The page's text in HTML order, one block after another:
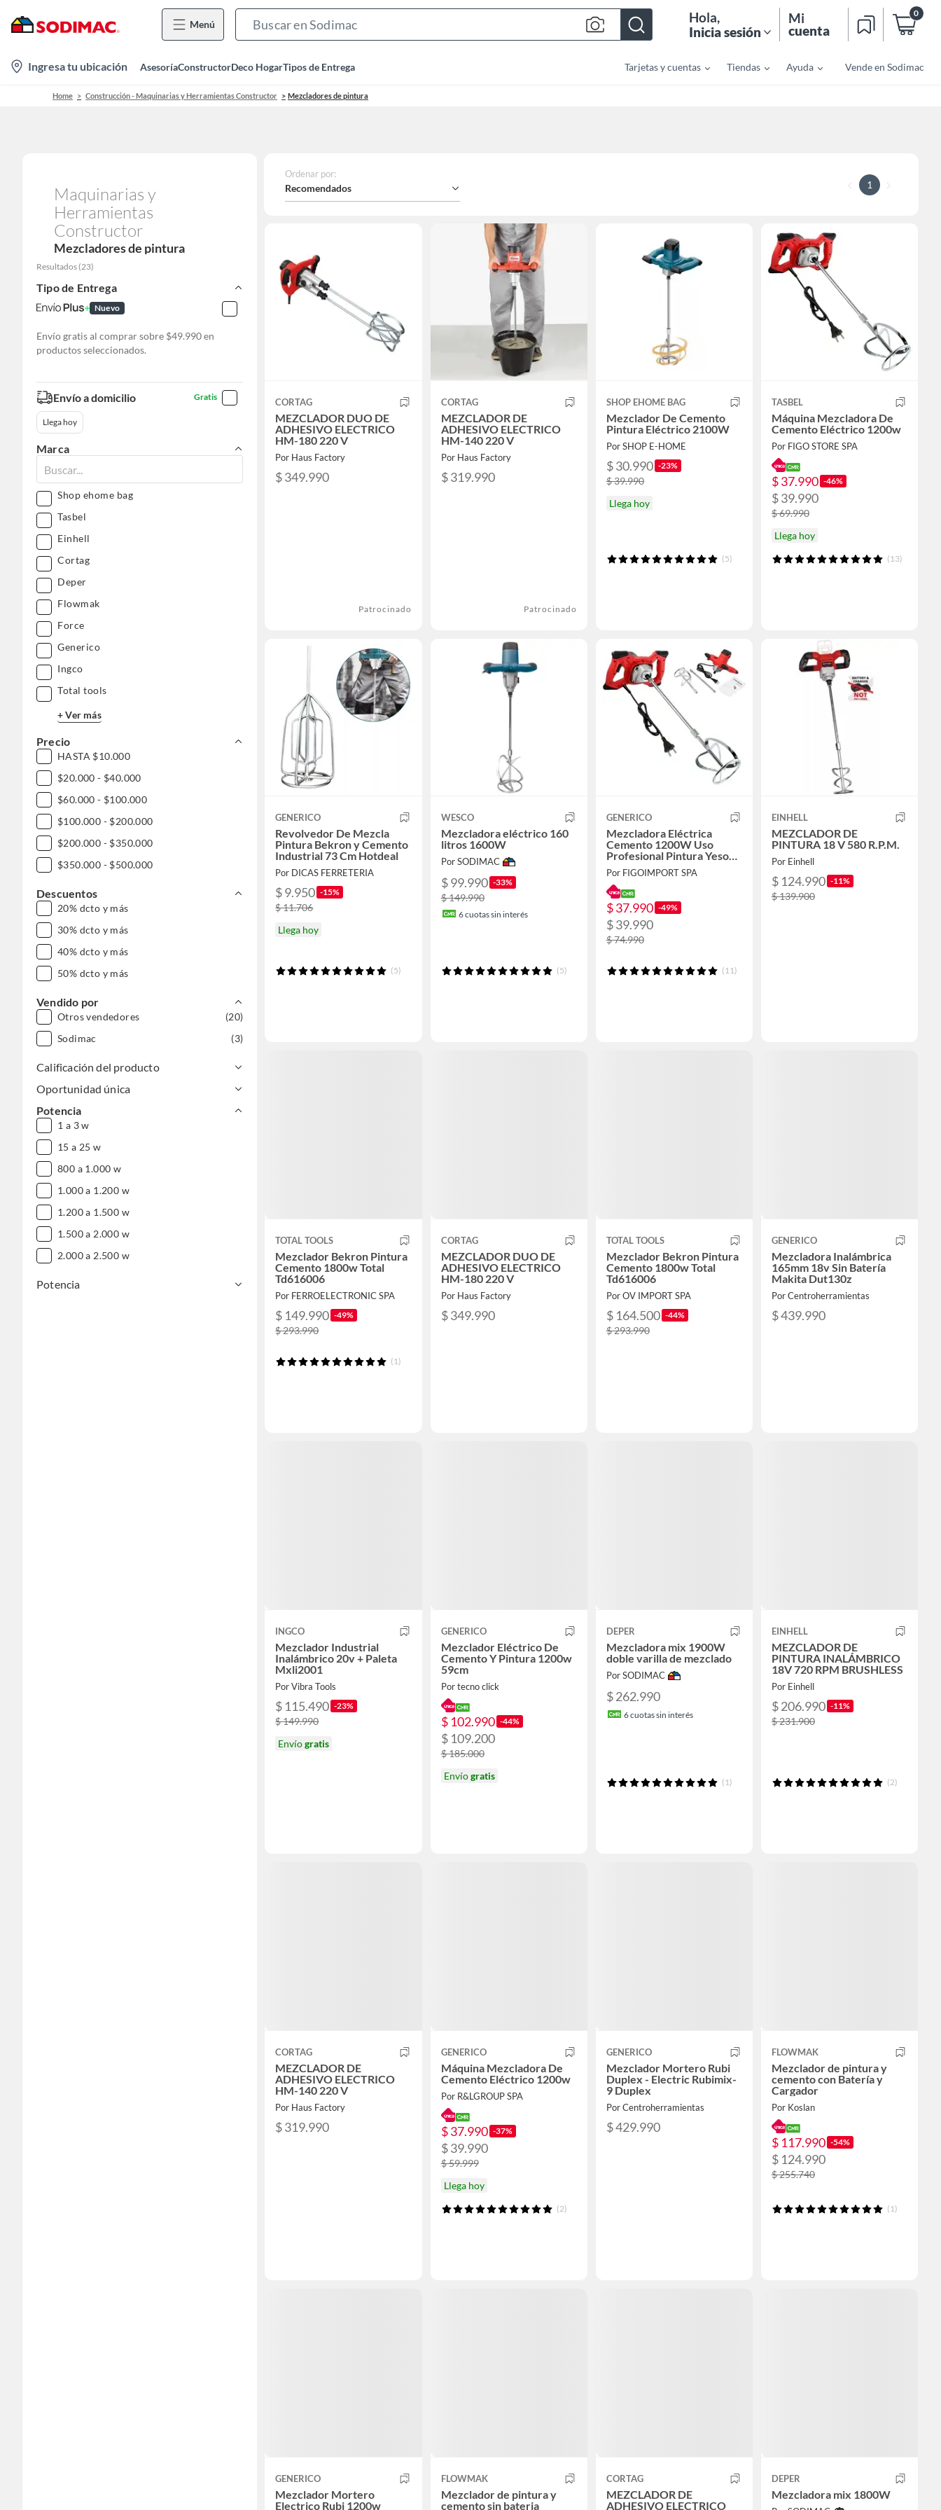
Menú
Bar
Hola,
Inicia sesión
Mi
cuenta
0
location-
icon
Ingresa tu ubicación AsesoríaConstructorDeco HogarTipos de Entrega Tarjetas y cuentas Tiendas Ayuda Vende en Sodimac
Home Construcción - Maquinarias y Herramientas Constructor Mezcladores de pintura
Maquinarias y
Herramientas
Constructor
Mezcladores de pintura
Resultados (23)
Tipo de Entrega
Nuevo
Envío gratis al comprar sobre $49.990 en
productos seleccionados.
Envío a domicilio Gratis
Llega hoy
Marca
Shop ehome bag
Tasbel
Einhell
Cortag
Deper
Flowmak
Force
Generico
Ingco
Total tools
+ Ver más
Precio
HASTA $10.000
$20.000 - $40.000
$60.000 - $100.000
$100.000 - $200.000
$200.000 - $350.000
$350.000 - $500.000
Descuentos
20% dcto y más
30% dcto y más
40% dcto y más
50% dcto y más
Vendido por
Otros vendedores
(20)
Sodimac
(3)
Calificación del producto
Oportunidad única
Potencia
1 a 3 w
15 a 25 w
800 a 1.000 w
1.000 a 1.200 w
1.200 a 1.500 w
1.500 a 2.000 w
2.000 a 2.500 w
Potencia
Ordenar por:
Recomendados 1
CORTAG
MEZCLADOR DUO DE
ADHESIVO ELECTRICO
HM-180 220 V
Por Haus Factory
$ 349.990
Patrocinado
CORTAG
MEZCLADOR DE
ADHESIVO ELECTRICO
HM-140 220 V
Por Haus Factory
$ 319.990
Patrocinado
SHOP EHOME BAG
Mezclador De Cemento
Pintura Eléctrico 2100W
Por SHOP E-HOME
$ 30.990 -23%
$ 39.990
Llega hoy
(5)
TASBEL
Máquina Mezcladora De
Cemento Eléctrico 1200w
Por FIGO STORE SPA
$ 37.990 -46%
$ 39.990
$ 69.990
Llega hoy
(13)
GENERICO
Revolvedor De Mezcla
Pintura Bekron y Cemento
Industrial 73 Cm Hotdeal
Por DICAS FERRETERIA
$ 9.950 -15%
$ 11.706
Llega hoy
(5)
WESCO
Mezcladora eléctrico 160
litros 1600W
Por SODIMAC
$ 99.990 -33%
$ 149.990
6cuotas sin interés
(5)
GENERICO
Mezcladora Eléctrica
Cemento 1200W Uso
Profesional Pintura Yeso
Adhesivos FIGOIMPORT
Por FIGOIMPORT SPA
$ 37.990 -49%
$ 39.990
$ 74.990
(11)
EINHELL
MEZCLADOR DE
PINTURA 18 V 580 R.P.M.
Por Einhell
$ 124.990 -11%
$ 139.900
TOTAL TOOLS
Mezclador Bekron Pintura
Cemento 1800w Total
Td616006
Por FERROELECTRONIC SPA
$ 149.990 -49%
$ 293.990
(1)
CORTAG
MEZCLADOR DUO DE
ADHESIVO ELECTRICO
HM-180 220 V
Por Haus Factory
$ 349.990
TOTAL TOOLS
Mezclador Bekron Pintura
Cemento 1800w Total
Td616006
Por OV IMPORT SPA
$ 164.500 -44%
$ 293.990
GENERICO
Mezcladora Inalámbrica
165mm 18v Sin Batería
Makita Dut130z
Por Centroherramientas
$ 439.990
INGCO
Mezclador Industrial
Inalámbrico 20v + Paleta
Mxli2001
Por Vibra Tools
$ 115.490 -23%
$ 149.990
Envíogratis
GENERICO
Mezclador Eléctrico De
Cemento Y Pintura 1200w
59cm
Por tecno click
$ 102.990 -44%
$ 109.200
$ 185.000
Envíogratis
DEPER
Mezcladora mix 1900W
doble varilla de mezclado
Por SODIMAC
$ 262.990
6cuotas sin interés
(1)
EINHELL
MEZCLADOR DE
PINTURA INALÁMBRICO
18V 720 RPM BRUSHLESS
Por Einhell
$ 206.990 -11%
$ 231.900
(2)
CORTAG
MEZCLADOR DE
ADHESIVO ELECTRICO
HM-140 220 V
Por Haus Factory
$ 319.990
GENERICO
Máquina Mezcladora De
Cemento Eléctrico 1200w
Por R&LGROUP SPA
$ 37.990 -37%
$ 39.990
$ 59.999
Llega hoy
(2)
GENERICO
Mezclador Mortero Rubi
Duplex - Electric Rubimix-
9 Duplex
Por Centroherramientas
$ 429.990
FLOWMAK
Mezclador de pintura y
cemento con Batería y
Cargador
Por Koslan
$ 117.990 -54%
$ 124.990
$ 255.740
(1)
GENERICO
Mezclador Mortero
Electrico Rubi 1200w
FLOWMAK
Mezclador de pintura y
cemento sin bateria
CORTAG
MEZCLADOR DE
ADHESIVO ELECTRICO
DEPER
Mezcladora mix 1800W